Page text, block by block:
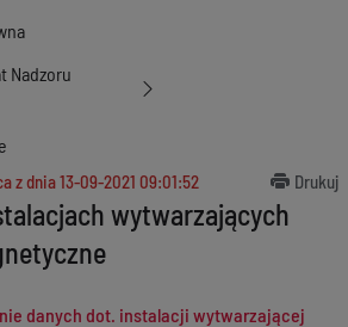
Nadzoru
z dnia13-09-2021 09:01:52 Drukuj
wytwarzających
danych dot. instalacji wytwarzającej